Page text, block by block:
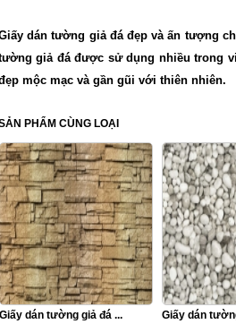
dán tường giả đá đẹp và ấn tượng
giả đá được sử dụng nhiều trong
mộc mạc và gần gũi với thiên nhiên.
PHẨM CÙNG LOẠI
Giấy dán tường giả đá ... Giấy dán